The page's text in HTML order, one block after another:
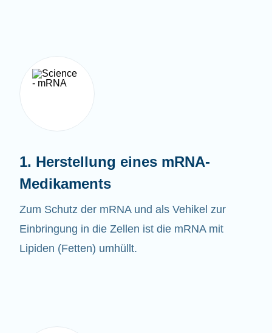
1. Herstellung eines mRNA-
Medikaments
Zum Schutz der mRNA und als Vehikel zur
Einbringung in die Zellen ist die mRNA mit
Lipiden (Fetten) umhüllt.